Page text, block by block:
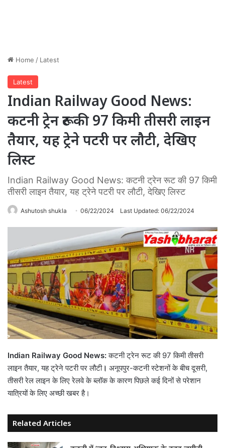
Home / Latest
Latest
Indian Railway Good News:
कटनी ट्रेन रूट की 97 किमी तीसरी लाइन
तैयार, यह ट्रेने पटरी पर लौटी, देखिए
लिस्ट
Indian Railway Good News: कटनी ट्रेन रूट की 97 किमी
तीसरी लाइन तैयार, यह ट्रेने पटरी पर लौटी, देखिए लिस्ट
Ashutosh shukla 06/22/2024 Last Updated: 06/22/2024
Indian Railway Good News:कटनी ट्रेन रूट की 97 किमी तीसरी
लाइन तैयार, यह ट्रेने पटरी पर लौटी। अनूपपुर-कटनी स्टेशनों के बीच दूसरी,
तीसरी रेल लाइन के लिए रेलवे के ब्‍लॉक के कारण पिछले कई दिनों से परेशान
यात्रियों के लिए अच्छी खबर है।
Related Articles